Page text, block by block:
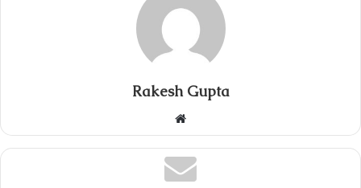
Rakesh Gupta
Website